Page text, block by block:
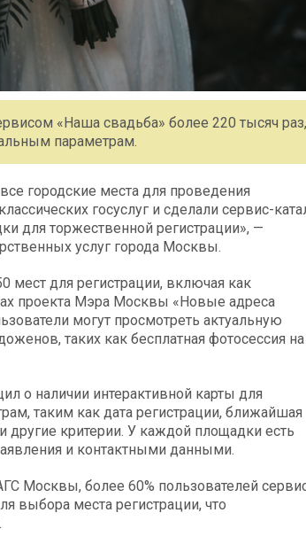
«Наша свадьба» более 220 тысяч раз,
параметрам.
городские места для проведения
госуслуг и сделали сервис-
для торжественной регистрации», —
услуг города Москвы.
мест для регистрации, включая как
проекта Мэра Москвы «Новые адреса
могут просмотреть актуальную
таких как бесплатная фотосессия на
о наличии интерактивной карты для
таким как дата регистрации, ближайшая
другие критерии. У каждой площадки есть
и контактными данными.
Москвы, более 60% пользователей
выбора места регистрации, что